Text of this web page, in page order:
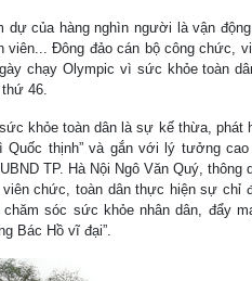
của hàng nghìn người là vận
viên... Đông đảo cán bộ công chức,
chạy Olympic vì sức khỏe toàn
46.
khỏe toàn dân là sự kế thừa,
Quốc thịnh” và gắn với lý tưởng
TP. Hà Nội Ngô Văn Quý, thông
chức, toàn dân thực hiện sự chỉ
sóc sức khỏe nhân dân, đẩy
Bác Hồ vĩ đại”.